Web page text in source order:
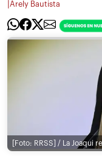
Arely Bautista
[Foto: RRSS] / La Joaqui